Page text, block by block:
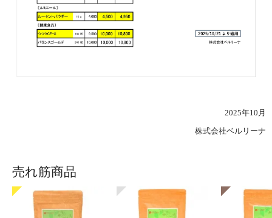
2025年10月
株式会社ベルリーナ
売れ筋商品